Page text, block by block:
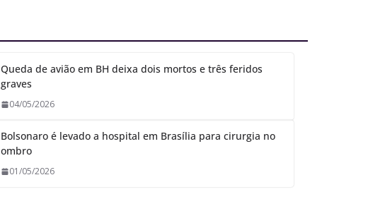
Queda de avião em BH deixa dois mortos e três feridos
graves
04/05/2026
Bolsonaro é levado a hospital em Brasília para cirurgia no
ombro
01/05/2026